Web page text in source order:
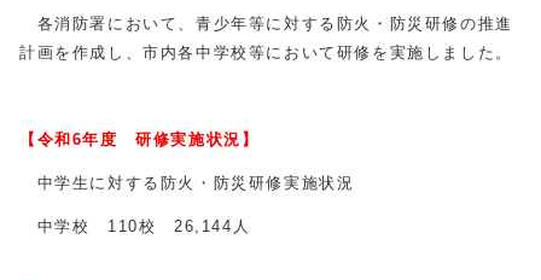
各消防署において、青少年等に対する防火・防災研修の推進
計画を作成し、市内各中学校等において研修を実施しました。
【令和6年度 研修実施状況】
中学生に対する防火・防災研修実施状況
中学校 110校 26,144人